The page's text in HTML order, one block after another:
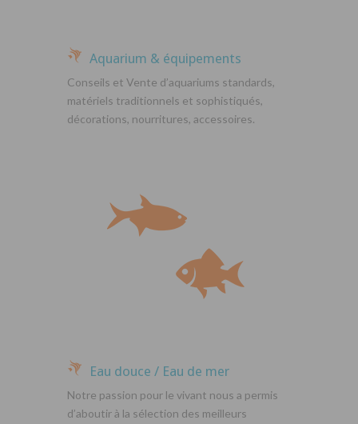
Aquarium & équipements
Conseils et Vente d’aquariums standards,
matériels traditionnels et sophistiqués,
décorations, nourritures, accessoires.
Eau douce / Eau de mer
Notre passion pour le vivant nous a permis
d’aboutir à la sélection des meilleurs